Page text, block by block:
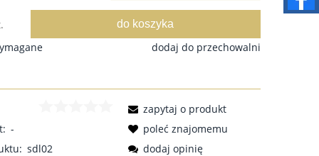
do koszyka
dodaj do przechowalni
-
sdl02
zapytaj o produkt
poleć znajomemu
dodaj opinię